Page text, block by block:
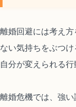
離婚回避には考え
ない気持ちをぶつけ
自分が変えられる行
離婚危機では、強